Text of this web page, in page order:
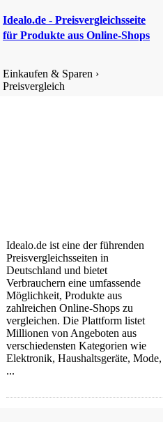
Idealo.de - Preisvergleichsseite
für Produkte aus Online-Shops
Einkaufen & Sparen ›
Preisvergleich
Idealo.de ist eine der führenden
Preisvergleichsseiten in
Deutschland und bietet
Verbrauchern eine umfassende
Möglichkeit, Produkte aus
zahlreichen Online-Shops zu
vergleichen. Die Plattform listet
Millionen von Angeboten aus
verschiedensten Kategorien wie
Elektronik, Haushaltsgeräte, Mode,
...